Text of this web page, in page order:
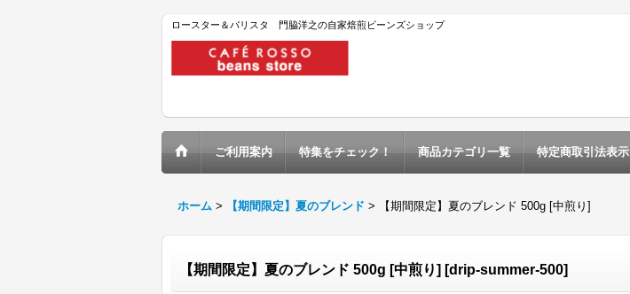
ロースター＆バリスタ 門脇洋之の自家焙煎ビーンズショップ
ご利用案内 特集をチェック！ 商品カテゴリ一覧 特定商取引法表示
ホーム > 【期間限定】夏のブレンド > 【期間限定】夏のブレンド 500g [中煎り]
【期間限定】夏のブレンド 500g [中煎り] [drip-summer-500]